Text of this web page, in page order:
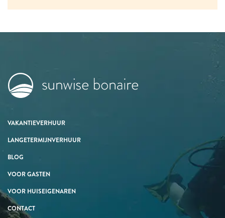
VAKANTIEVERHUUR
LANGETERMIJNVERHUUR
BLOG
VOOR GASTEN
VOOR HUISEIGENAREN
CONTACT